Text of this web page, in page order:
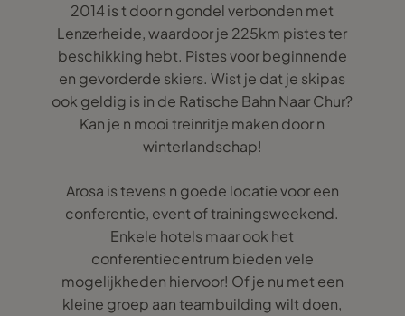
2014 is t door n gondel verbonden met
Lenzerheide, waardoor je 225km pistes ter
beschikking hebt. Pistes voor beginnende
en gevorderde skiers. Wist je dat je skipas
ook geldig is in de Ratische Bahn Naar Chur?
Kan je n mooi treinritje maken door n
winterlandschap!
Arosa is tevens n goede locatie voor een
conferentie, event of trainingsweekend.
Enkele hotels maar ook het
conferentiecentrum bieden vele
mogelijkheden hiervoor! Of je nu met een
kleine groep aan teambuilding wilt doen,